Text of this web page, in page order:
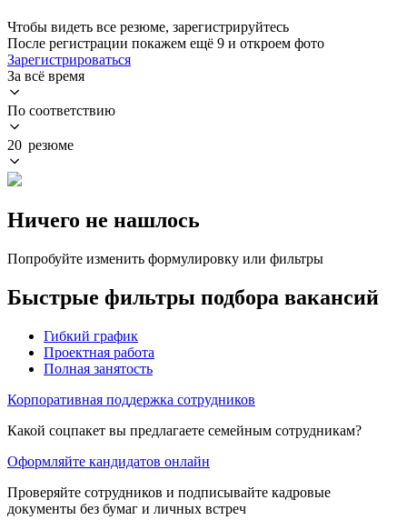
Чтобы видеть все резюме, зарегистрируйтесь
После регистрации покажем ещё 9 и откроем фото
Зарегистрироваться
За всё время
По соответствию
20 резюме
Ничего не нашлось
Попробуйте изменить формулировку или фильтры
Быстрые фильтры подбора вакансий
Гибкий график
Проектная работа
Полная занятость
Корпоративная поддержка сотрудников
Какой соцпакет вы предлагаете семейным сотрудникам?
Оформляйте кандидатов онлайн
Проверяйте сотрудников и подписывайте кадровые
документы без бумаг и личных встреч